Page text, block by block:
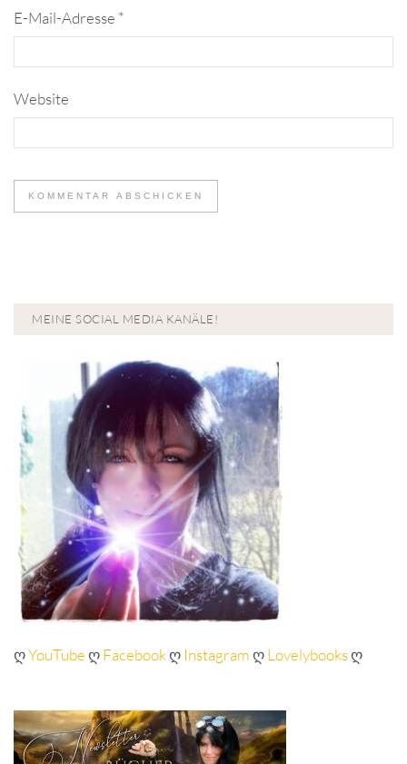
E-Mail-Adresse *
Website
MEINE SOCIAL MEDIA KANÄLE!
ღYouTubeღFacebookღ InstagramღLovelybooksღ